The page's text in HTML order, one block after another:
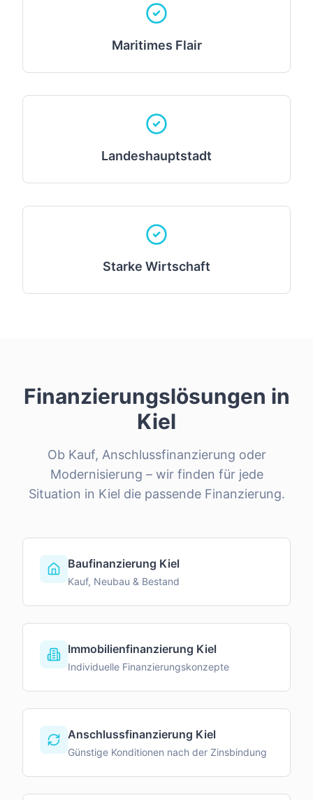
Maritimes Flair
Landeshauptstadt
Starke Wirtschaft
Finanzierungslösungen in
Kiel
Ob Kauf, Anschlussfinanzierung oder
Modernisierung – wir finden für jede
Situation in Kiel die passende Finanzierung.
Baufinanzierung Kiel
Kauf, Neubau & Bestand
Immobilienfinanzierung Kiel
Individuelle Finanzierungskonzepte
Anschlussfinanzierung Kiel
Günstige Konditionen nach der Zinsbindung